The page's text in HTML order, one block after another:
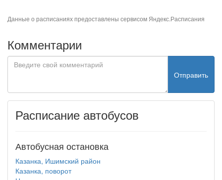
Данные о расписаниях предоставлены сервисом Яндекс.Расписания
Комментарии
Отправить
Расписание автобусов
Автобусная остановка
Казанка, Ишимский район
Казанка, поворот